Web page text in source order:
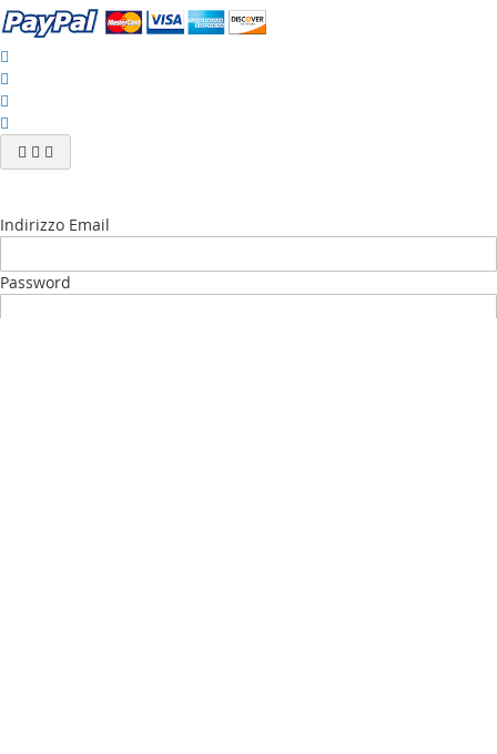
Indirizzo Email
Password